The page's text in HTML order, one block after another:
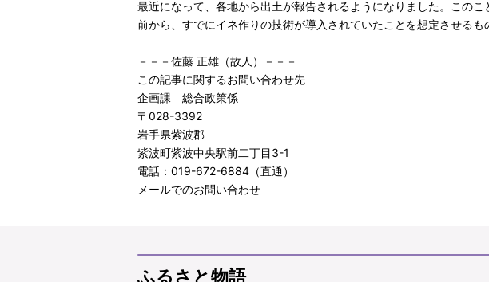
最近になって、各地から出土が報告されるようになりました。この
前から、すでにイネ作りの技術が導入されていたことを想定させる
－－－佐藤 正雄（故人）－－－
この記事に関するお問い合わせ先
企画課 総合政策係
〒028-3392
岩手県紫波郡
紫波町紫波中央駅前二丁目3-1
電話：019-672-6884（直通）
メールでのお問い合わせ
ふるさと物語